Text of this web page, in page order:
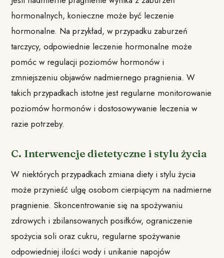
hormonalnych, konieczne może być leczenie
hormonalne. Na przykład, w przypadku zaburzeń
tarczycy, odpowiednie leczenie hormonalne może
pomóc w regulacji poziomów hormonów i
zmniejszeniu objawów nadmiernego pragnienia. W
takich przypadkach istotne jest regularne monitorowanie
poziomów hormonów i dostosowywanie leczenia w
razie potrzeby.
C. Interwencje dietetyczne i stylu życia
W niektórych przypadkach zmiana diety i stylu życia
może przynieść ulgę osobom cierpiącym na nadmierne
pragnienie. Skoncentrowanie się na spożywaniu
zdrowych i zbilansowanych posiłków, ograniczenie
spożycia soli oraz cukru, regularne spożywanie
odpowiedniej ilości wody i unikanie napojów